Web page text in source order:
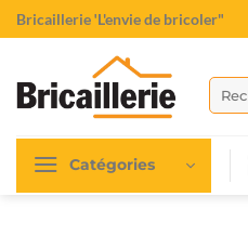
Passer
au
Bricaillerie "L'envie de bricoler"
pour :
Catégories